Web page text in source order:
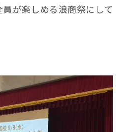
員が楽しめる浪商祭にして